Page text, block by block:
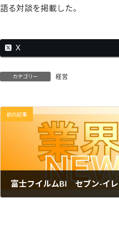
語る対談を掲載した。
X
カテゴリー 経営
前の記事